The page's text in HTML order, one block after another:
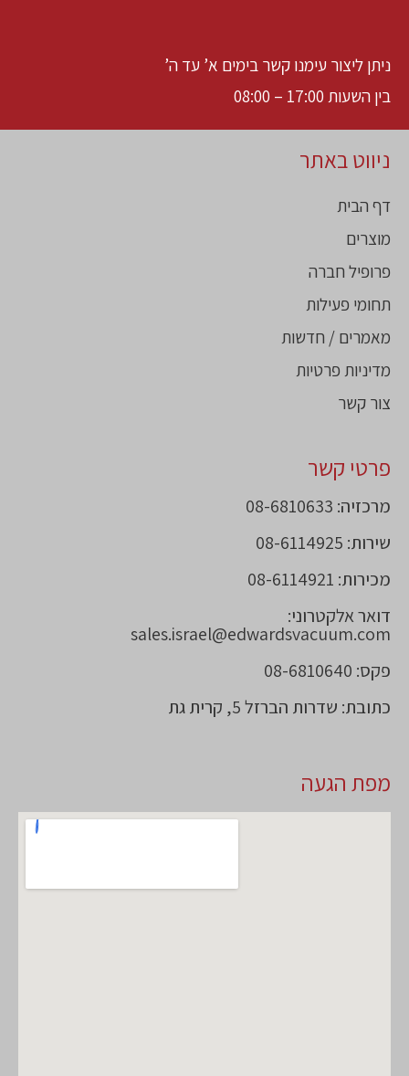
ניתן ליצור עימנו קשר בימים א’ עד ה’
בין השעות 17:00 – 08:00
ניווט באתר
דף הבית
מוצרים
פרופיל חברה
תחומי פעילות
מאמרים / חדשות
מדיניות פרטיות
צור קשר
פרטי קשר
מרכזיה: 08-6810633
שירות: 08-6114925
מכירות: 08-6114921
דואר אלקטרוני:
sales.israel@edwardsvacuum.com
פקס: 08-6810640
כתובת: שדרות הברזל 5, קרית גת
מפת הגעה